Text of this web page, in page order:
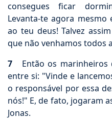
consegues ficar
Levanta-te agora
ao teu deus! Talvez
que não venhamos todos
7 Então os marinheiros
entre si: "Vinde e
o responsável por essa
nós!" E, de fato, jogaram
Jonas.